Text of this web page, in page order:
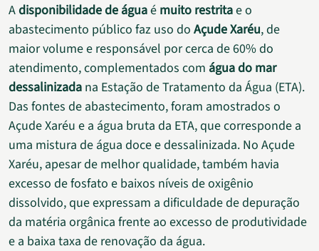
Adisponibilidade de águaé muito restritae o
abastecimento público faz uso do Açude Xaréu, de
maior volume e responsável por cerca de 60% do
atendimento, complementados com água do mar
dessalinizada na Estação de Tratamento da Água (ETA).
Das fontes de abastecimento, foram amostrados o
Açude Xaréu e a água bruta da ETA, que corresponde a
uma mistura de água doce e dessalinizada. No Açude
Xaréu, apesar de melhor qualidade, também havia
excesso de fosfato e baixos níveis de oxigênio
dissolvido, que expressam a dificuldade de depuração
da matéria orgânica frente ao excesso de produtividade
e a baixa taxa de renovação da água.